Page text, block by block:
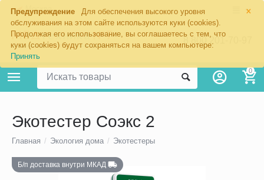
×
Предупреждение
Для обеспечения высокого уровня
обслуживания на этом сайте используются куки (cookies).
Продолжая его использование, вы соглашаетесь с тем, что
куки (cookies) будут сохраняться на вашем компьютере:
Принять
Москва
8 800 201-70-97
0
Экотестер Соэкс 2
Главная / Экология дома / Экотестеры
Б/п доставка внутри МКАД